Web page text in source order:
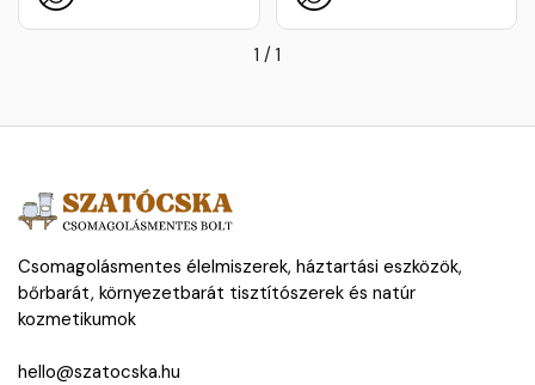
1 / 1
Csomagolásmentes élelmiszerek, háztartási eszközök,
bőrbarát, környezetbarát tisztítószerek és natúr
kozmetikumok
hello@szatocska.hu